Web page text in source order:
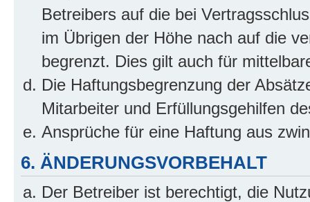
Betreibers auf die bei
im Übrigen der Höhe nach auf die
begrenzt. Dies gilt auch für
Die Haftungsbegrenzung der
Mitarbeiter und Erfüllungsgehilfen
Ansprüche für eine Haftung aus
6. ÄNDERUNGSVORBEHALT
Der Betreiber ist berechtigt, die